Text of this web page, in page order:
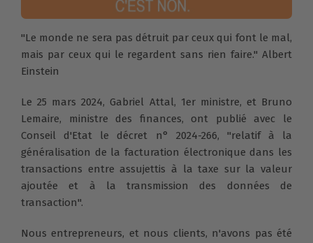
"Le monde ne sera pas détruit par ceux qui font le mal,
mais par ceux qui le regardent sans rien faire." Albert
Einstein
Le 25 mars 2024, Gabriel Attal, 1er ministre, et Bruno
Lemaire, ministre des finances, ont publié avec le
Conseil d'Etat le décret n° 2024-266, "relatif à la
généralisation de la facturation électronique dans les
transactions entre assujettis à la taxe sur la valeur
ajoutée et à la transmission des données de
transaction".
Nous entrepreneurs, et nous clients, n'avons pas été